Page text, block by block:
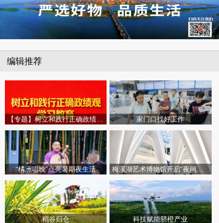
编辑推荐
家门口找好工作
“橘洲唱晚”点亮暑期夜生活 梅溪湖艺术博物馆开启“夜间模式”
稻谷归仓 科技赋能脐橙产业